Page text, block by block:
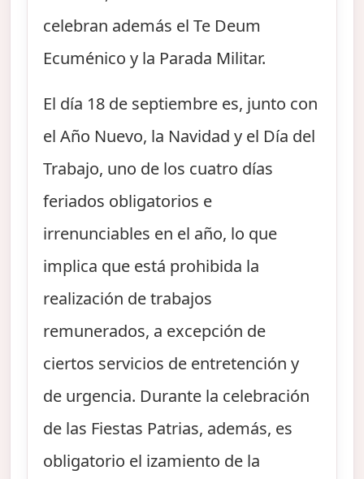
celebran además el Te Deum
Ecuménico y la Parada Militar.
El día 18 de septiembre es, junto con
el Año Nuevo, la Navidad y el Día del
Trabajo, uno de los cuatro días
feriados obligatorios e
irrenunciables en el año, lo que
implica que está prohibida la
realización de trabajos
remunerados, a excepción de
ciertos servicios de entretención y
de urgencia. Durante la celebración
de las Fiestas Patrias, además, es
obligatorio el izamiento de la